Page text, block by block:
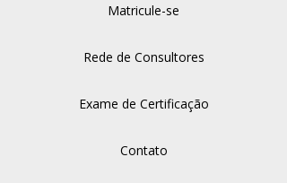
Matricule-se
Rede de Consultores
Exame de Certificação
Contato